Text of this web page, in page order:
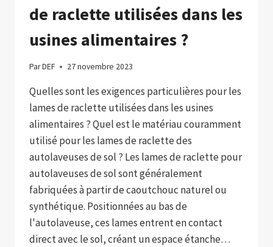
de raclette utilisées dans les
usines alimentaires ?
ParDEF 27 novembre 2023
Quelles sont les exigences particulières pour les
lames de raclette utilisées dans les usines
alimentaires ? Quel est le matériau couramment
utilisé pour les lames de raclette des
autolaveuses de sol ? Les lames de raclette pour
autolaveuses de sol sont généralement
fabriquées à partir de caoutchouc naturel ou
synthétique. Positionnées au bas de
l'autolaveuse, ces lames entrent en contact
direct avec le sol, créant un espace étanche…